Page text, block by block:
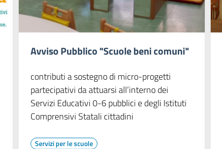
Avviso Pubblico "Scuole beni comuni"
contributi a sostegno di micro-progetti
partecipativi da attuarsi all’interno dei
Servizi Educativi 0-6 pubblici e degli Istituti
Comprensivi Statali cittadini
Servizi per le scuole